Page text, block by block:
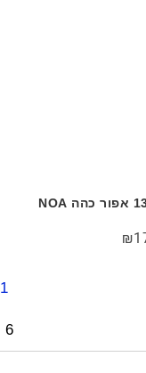
₪
1
6